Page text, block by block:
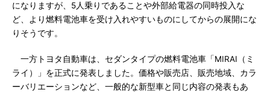
になりますが、5人乗りであることや外部給電器の同時投入な
ど、より燃料電池車を受け入れやすいものにしてからの展開にな
りそうです。
一方トヨタ自動車は、セダンタイプの燃料電池車「MIRAI（ミ
ライ）」を正式に発表しました。価格や販売店、販売地域、カラ
ーバリエーションなど、一般的な新型車と同じ内容の発表もあ